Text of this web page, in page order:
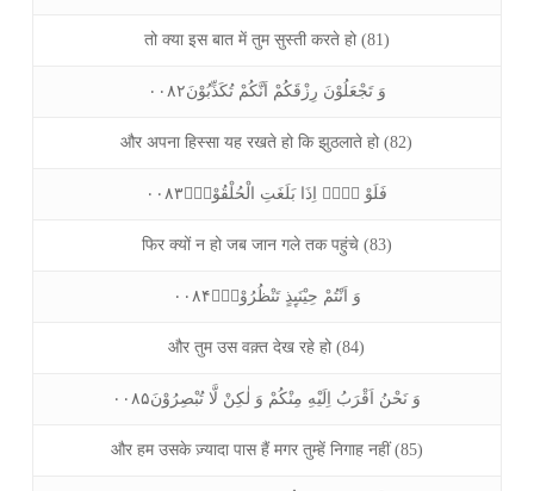
तो क्या इस बात में तुम सुस्ती करते हो (81)
وَ تَجْعَلُوْنَ رِزْقَكُمْ اَنَّكُمْ تُكَذِّبُوْنَ۰۰۸۲
और अपना हिस्सा यह रखते हो कि झुठलाते हो (82)
فَلَوْ لَاۤ اِذَا بَلَغَتِ الْحُلْقُوْمَۙ۰۰۸۳
फिर क्यों न हो जब जान गले तक पहुंचे (83)
وَ اَنْتُمْ حِيْنَىِٕذٍ تَنْظُرُوْنَۙ۰۰۸۴
और तुम उस वक़्त देख रहे हो (84)
وَ نَحْنُ اَقْرَبُ اِلَيْهِ مِنْكُمْ وَ لٰكِنْ لَّا تُبْصِرُوْنَ۰۰۸۵
और हम उसके ज़्यादा पास हैं मगर तुम्हें निगाह नहीं (85)